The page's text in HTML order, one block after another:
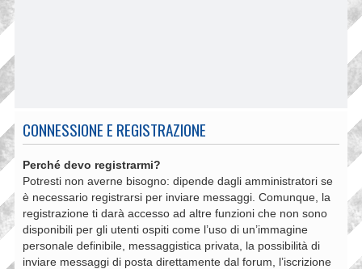
CONNESSIONE E REGISTRAZIONE
Perché devo registrarmi?
Potresti non averne bisogno: dipende dagli amministratori se
è necessario registrarsi per inviare messaggi. Comunque, la
registrazione ti darà accesso ad altre funzioni che non sono
disponibili per gli utenti ospiti come l’uso di un’immagine
personale definibile, messaggistica privata, la possibilità di
inviare messaggi di posta direttamente dal forum, l’iscrizione